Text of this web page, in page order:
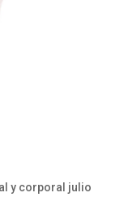
y corporal julio